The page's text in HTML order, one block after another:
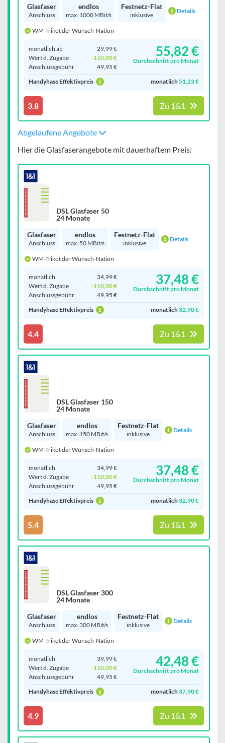
Glasfaser
Anschluss
endlos
max. 1000 MBit/s
Festnetz-Flat
inklusive
Details
WM-Trikot der Wunsch-Nation
monatlich ab
29,99 €
Wert d. Zugabe
-110,00 €
Anschluss­gebühr
49,95 €
55,82 €
Durchschnitt pro Monat
Handyhase Effektivpreis monatlich51,23 €
3.8 Zu 1&1
Abgelaufene Angebote
Hier die Glasfaserangebote mit dauerhaftem Preis:
DSL Glasfaser 50
24 Monate
Glasfaser
Anschluss
endlos
max. 50 MBit/s
Festnetz-Flat
inklusive
Details
WM-Trikot der Wunsch-Nation
monatlich
34,99 €
Wert d. Zugabe
-110,00 €
Anschluss­gebühr
49,95 €
37,48 €
Durchschnitt pro Monat
Handyhase Effektivpreis monatlich32,90 €
4.4 Zu 1&1
DSL Glasfaser 150
24 Monate
Glasfaser
Anschluss
endlos
max. 150 MBit/s
Festnetz-Flat
inklusive
Details
WM-Trikot der Wunsch-Nation
monatlich
34,99 €
Wert d. Zugabe
-110,00 €
Anschluss­gebühr
49,95 €
37,48 €
Durchschnitt pro Monat
Handyhase Effektivpreis monatlich32,90 €
5.4 Zu 1&1
DSL Glasfaser 300
24 Monate
Glasfaser
Anschluss
endlos
max. 300 MBit/s
Festnetz-Flat
inklusive
Details
WM-Trikot der Wunsch-Nation
monatlich
39,99 €
Wert d. Zugabe
-110,00 €
Anschluss­gebühr
49,95 €
42,48 €
Durchschnitt pro Monat
Handyhase Effektivpreis monatlich37,90 €
4.9 Zu 1&1